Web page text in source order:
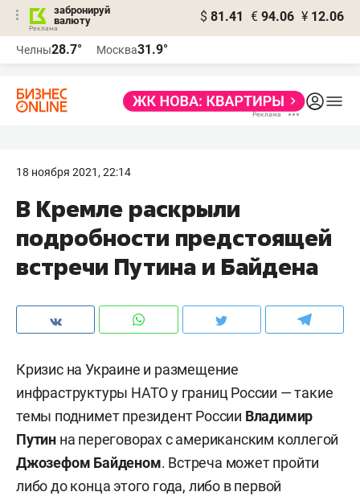
забронируй
валюту
$ 81.41 € 94.06 ¥ 12.06
Челны28.7° Москва31.9°
18 ноября 2021, 22:14
В Кремле раскрыли
подробности предстоящей
встречи Путина и Байдена
Кризис на Украине и размещение
инфраструктуры НАТО у границ России — такие
темы поднимет президент России Владимир
Путин на переговорах с американским коллегой
Джозефом Байденом. Встреча может пройти
либо до конца этого года, либо в первой